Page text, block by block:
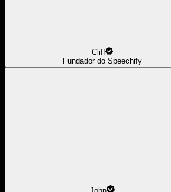
Cliff
Fundador do Speechify